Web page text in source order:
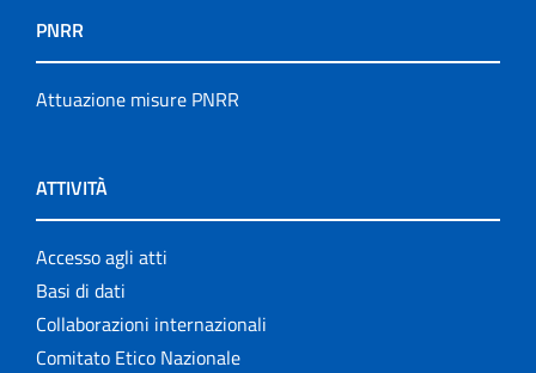
PNRR
Attuazione misure PNRR
ATTIVITÀ
Accesso agli atti
Basi di dati
Collaborazioni internazionali
Comitato Etico Nazionale